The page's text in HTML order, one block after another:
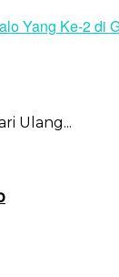
Ulang...